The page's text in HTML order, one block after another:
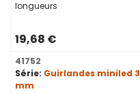
longueurs
19,68 €
41752
Série: Guirlandes miniled 3
mm